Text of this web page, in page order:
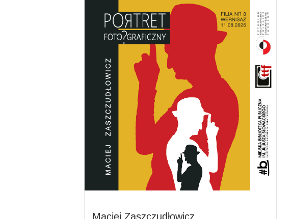
Maciej Zaszczudłowicz